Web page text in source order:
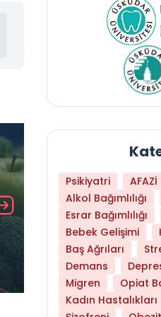
Daha Az
Psikiyatri AFAZİ
Alkol Bağımlılığı
Esrar Bağımlılığı
Bebek Gelişimi
Baş Ağrıları
Demans
Migren
Opiat
Kadın Hastalıkları